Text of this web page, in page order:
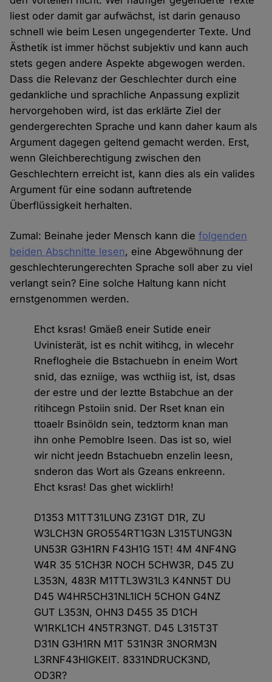
liest oder damit gar aufwächst, ist darin genauso
schnell wie beim Lesen ungegenderter Texte. Und
Ästhetik ist immer höchst subjektiv und kann auch
stets gegen andere Aspekte abgewogen werden.
Dass die Relevanz der Geschlechter durch eine
gedankliche und sprachliche Anpassung explizit
hervorgehoben wird, ist das erklärte Ziel der
gendergerechten Sprache und kann daher kaum als
Argument dagegen geltend gemacht werden. Erst,
wenn Gleichberechtigung zwischen den
Geschlechtern erreicht ist, kann dies als ein valides
Argument für eine sodann auftretende
Überflüssigkeit herhalten.
Zumal: Beinahe jeder Mensch kann diefolgenden
beiden Abschnitte lesen, eine Abgewöhnung der
geschlechterungerechten Sprache soll aber zu viel
verlangt sein? Eine solche Haltung kann nicht
ernstgenommen werden.
Ehct ksras! Gmäeß eneir Sutide eneir
Uvinisterät, ist es nchit witihcg, in wlecehr
Rneflogheie die Bstachuebn in eneim Wort
snid, das ezniige, was wcthiig ist, ist, dsas
der estre und der leztte Bstabchue an der
ritihcegn Pstoiin snid. Der Rset knan ein
ttoaelr Bsinöldn sein, tedztorm knan man
ihn onhe Pemoblre lseen. Das ist so, wiel
wir nicht jeedn Bstachuebn enzelin leesn,
snderon das Wort als Gzeans enkreenn.
Ehct ksras! Das ghet wicklirh!
D1353 M1TT31LUNG Z31GT D1R, ZU
W3LCH3N GRO554RT1G3N L315TUNG3N
UN53R G3H1RN F43H1G 15T! 4M 4NF4NG
W4R 35 51CH3R NOCH 5CHW3R, D45 ZU
L353N, 483R M1TTL3W31L3 K4NN5T DU
D45 W4HR5CH31NL1ICH 5CHON G4NZ
GUT L353N, OHN3 D455 35 D1CH
W1RKL1CH 4N5TR3NGT. D45 L315T3T
D31N G3H1RN M1T 531N3R 3NORM3N
L3RNF43HIGKEIT. 8331NDRUCK3ND,
OD3R?